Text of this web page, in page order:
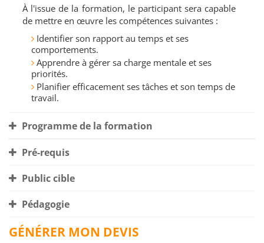
À l'issue de la formation, le participant sera capable
de mettre en œuvre les compétences suivantes :
Identifier son rapport au temps et ses
comportements.
Apprendre à gérer sa charge mentale et ses
priorités.
Planifier efficacement ses tâches et son temps de
travail.
Programme de la formation
Pré-requis
Public cible
Pédagogie
GÉNÉRER MON DEVIS